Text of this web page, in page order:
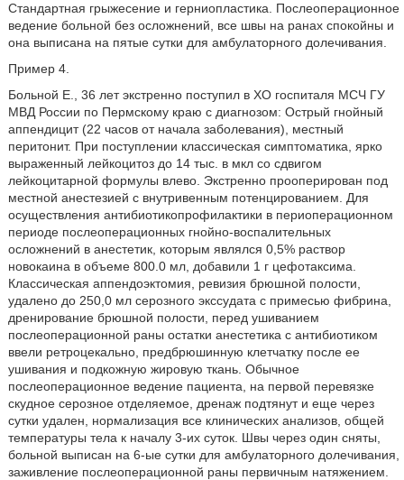
Стандартная грыжесение и герниопластика. Послеоперационное
ведение больной без осложнений, все швы на ранах спокойны и
она выписана на пятые сутки для амбулаторного долечивания.
Пример 4.
Больной Е., 36 лет экстренно поступил в ХО госпиталя МСЧ ГУ
МВД России по Пермскому краю с диагнозом: Острый гнойный
аппендицит (22 часов от начала заболевания), местный
перитонит. При поступлении классическая симптоматика, ярко
выраженный лейкоцитоз до 14 тыс. в мкл со сдвигом
лейкоцитарной формулы влево. Экстренно прооперирован под
местной анестезией с внутривенным потенцированием. Для
осуществления антибиотикопрофилактики в периоперационном
периоде послеоперационных гнойно-воспалительных
осложнений в анестетик, которым являлся 0,5% раствор
новокаина в объеме 800.0 мл, добавили 1 г цефотаксима.
Классическая аппендоэктомия, ревизия брюшной полости,
удалено до 250,0 мл серозного экссудата с примесью фибрина,
дренирование брюшной полости, перед ушиванием
послеоперационной раны остатки анестетика с антибиотиком
ввели ретроцекально, предбрюшинную клетчатку после ее
ушивания и подкожную жировую ткань. Обычное
послеоперационное ведение пациента, на первой перевязке
скудное серозное отделяемое, дренаж подтянут и еще через
сутки удален, нормализация все клинических анализов, общей
температуры тела к началу 3-их суток. Швы через один сняты,
больной выписан на 6-ые сутки для амбулаторного долечивания,
заживление послеоперационной раны первичным натяжением.